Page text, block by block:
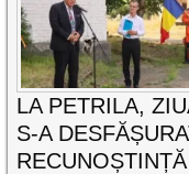
LA PETRILA,
S-A